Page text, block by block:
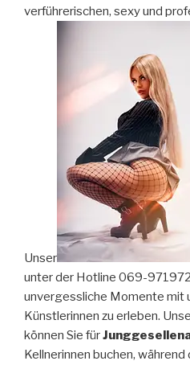
verführerischen, sexy und
Unser
unter der Hotline 069-
unvergessliche Momente mit
Künstlerinnen zu erleben.
können Sie für
Kellnerinnen buchen, während